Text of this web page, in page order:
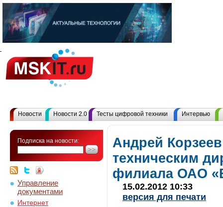
Новости Новости 2.0 Тесты цифровой техники Интервью
Подписка на новости:
Управление
документами
Интернет
Андрей
техническим
филиала ОАО
15.02.2012 10:33
версия для печати